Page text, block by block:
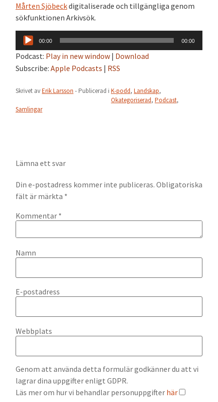
Mårten Sjöbeckdigitaliserade och tillgängliga genom
sökfunktionen Arkivsök.
Ljudspelare
00:00 00:00
Podcast: Play in new window | Download
Subscribe: Apple Podcasts | RSS
Skrivet avErik Larsson - Publicerad i K-podd, Landskap,
Okategoriserad, Podcast,
Samlingar
Lämna ett svar
Din e-postadress kommer inte publiceras. Obligatoriska
fält är märkta *
Kommentar *
Namn
E-postadress
Webbplats
Genom att använda detta formulär godkänner du att vi
lagrar dina uppgifter enligt GDPR.
Läs mer om hur vi behandlar personuppgifter här